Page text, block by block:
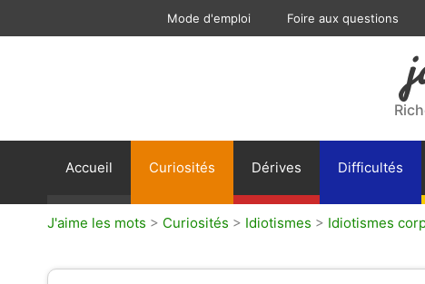
Mode d'emploi Foire aux questions
Accueil Curiosités Dérives Difficultés
J'aime les mots > Curiosités > Idiotismes > Idiotismes